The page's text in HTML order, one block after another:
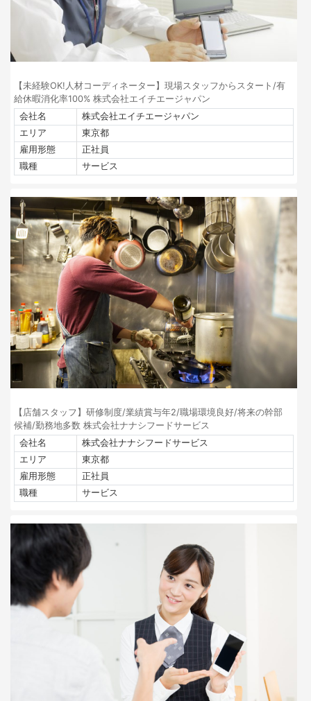
【未経験OK!人材コーディネーター】現場スタッフからスタート/有
給休暇消化率100% 株式会社エイチエージャパン
会社名
株式会社エイチエージャパン
エリア
東京都
雇用形態
正社員
職種
サービス
【店舗スタッフ】研修制度/業績賞与年2/職場環境良好/将来の幹部
候補/勤務地多数 株式会社ナナシフードサービス
会社名
株式会社ナナシフードサービス
エリア
東京都
雇用形態
正社員
職種
サービス